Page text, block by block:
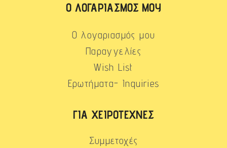
Ο ΛΟΓΑΡΙΑΣΜΌΣ ΜΟΥ
Ο λογαριασμός μου
Παραγγελίες
Wish List
Ερωτήματα- Inquiries
ΓΙΑ ΧΕΙΡΟΤΈΧΝΕΣ
Συμμετοχές